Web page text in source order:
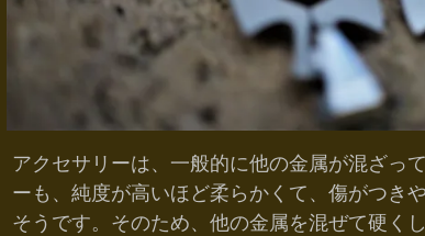
アクセサリーは、一般的に他の金属が混ざっ
ーも、純度が高いほど柔らかくて、傷がつき
そうです。そのため、他の金属を混ぜて硬く